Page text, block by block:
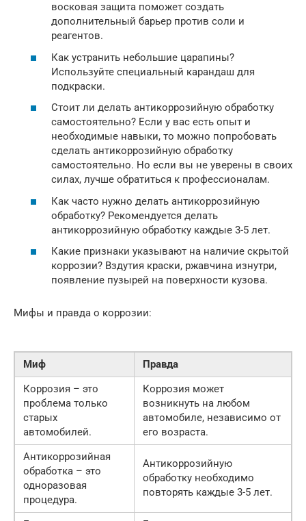
восковая защита поможет создать
дополнительный барьер против соли и
реагентов.
Как устранить небольшие царапины?
Используйте специальный карандаш для
подкраски.
Стоит ли делать антикоррозийную обработку
самостоятельно? Если у вас есть опыт и
необходимые навыки, то можно попробовать
сделать антикоррозийную обработку
самостоятельно. Но если вы не уверены в своих
силах, лучше обратиться к профессионалам.
Как часто нужно делать антикоррозийную
обработку? Рекомендуется делать
антикоррозийную обработку каждые 3-5 лет.
Какие признаки указывают на наличие скрытой
коррозии? Вздутия краски, ржавчина изнутри,
появление пузырей на поверхности кузова.
Мифы и правда о коррозии:
Миф
Правда
Коррозия – это
проблема только
старых
автомобилей.
Коррозия может
возникнуть на любом
автомобиле, независимо от
его возраста.
Антикоррозийная
обработка – это
одноразовая
процедура.
Антикоррозийную
обработку необходимо
повторять каждые 3-5 лет.